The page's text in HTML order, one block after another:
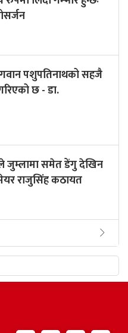
पशुपतिनाथको सहजै
छ - डा.
जुम्लामा समेत डेंगु देखिन
राजुसिंह कठायत